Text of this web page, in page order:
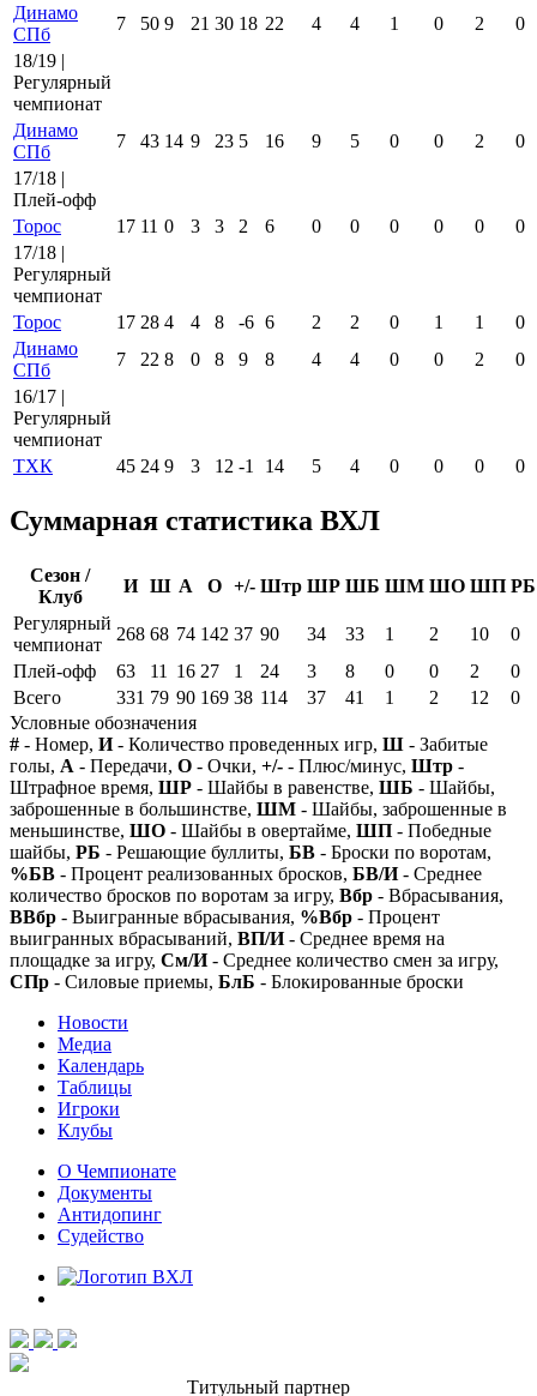
Динамо
СПб
7 50 9 21 30 18 22 4 4 1 0 2
0
18/19 |
Регулярный
чемпионат
Динамо
СПб
7 43 14 9 23 5 16 9 5 0 0 2
0
17/18 |
Плей-офф
Торос
17 11 0 3 3 2 6 0 0 0 0 0
0
17/18 |
Регулярный
чемпионат
Торос
17 28 4 4 8 -6 6 2 2 0 1 1
0
Динамо
СПб
7 22 8 0 8 9 8 4 4 0 0 2
0
16/17 |
Регулярный
чемпионат
ТХК
45 24 9 3 12 -1 14 5 4 0 0 0 0
Суммарная статистика ВХЛ
Сезон /
Клуб
И Ш А О +/- Штр ШР ШБ ШМ ШО ШП РБ
Регулярный
чемпионат
268 68 74 142 37 90 34 33 1 2 10
0
Плей-офф
63 11 16 27 1 24 3 8 0 0 2
0
Всего
331 79 90 169 38 114 37 41 1 2 12
0
Условные обозначения
# - Номер, И- Количество проведенных игр, Ш - Забитые
голы, А - Передачи, О - Очки, +/- - Плюс/минус, Штр -
Штрафное время, ШР - Шайбы в равенстве, ШБ - Шайбы,
заброшенные в большинстве, ШМ - Шайбы, заброшенные в
меньшинстве, ШО - Шайбы в овертайме, ШП - Победные
шайбы, РБ - Решающие буллиты, БВ - Броски по воротам,
%БВ - Процент реализованных бросков, БВ/И- Среднее
количество бросков по воротам за игру, Вбр - Вбрасывания,
ВВбр - Выигранные вбрасывания, %Вбр - Процент
выигранных вбрасываний, ВП/И- Среднее время на
площадке за игру, См/И- Среднее количество смен за игру,
СПр - Силовые приемы, БлБ - Блокированные броски
Новости
Медиа
Календарь
Таблицы
Игроки
Клубы
О Чемпионате
Документы
Антидопинг
Судейство
Титульный партнер